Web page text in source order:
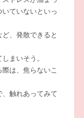
ていないといっ
、発散できると
まいそう。
は、焦らないこ
触れあってみて